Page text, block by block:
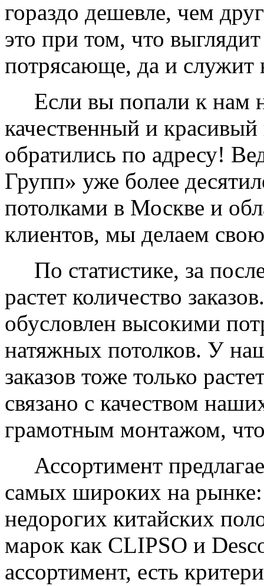
гораздо дешевле, чем
это при том, что
потрясающе, да и служит
Если вы попали к нам
качественный и
обратились по адресу!
Групп» уже более
потолками в Москве и
клиентов, мы делаем
По статистике, за
растет количество
обусловлен высокими
натяжных потолков. У
заказов тоже только
связано с качеством
грамотным монтажом,
Ассортимент
самых широких на
недорогих китайских
марок как CLIPSO и
ассортимент, есть